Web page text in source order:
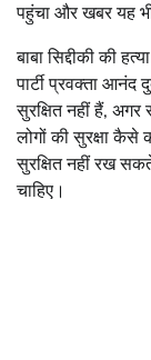
पहुंचा और खबर यह
बाबा सिद्दीकी की
पार्टी प्रवक्ता आनंद
सुरक्षित नहीं हैं,
लोगों की सुरक्षा कैसे
सुरक्षित नहीं रख
चाहिए।